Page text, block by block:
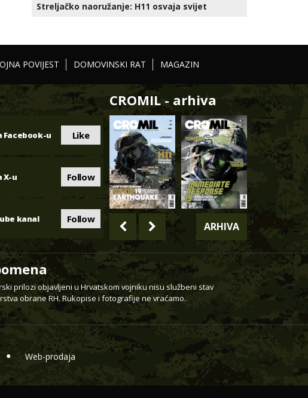
Streljačko naoružanje: H11 osvaja svijet
POVIJEST DOMOVINSKI RAT MAGAZIN
Facebook-u Like
X-u Follow
kanal Follow
CROMIL - arhiva
ARHIVA
prilozi objavljeni u Hrvatskom vojniku nisu službeni stav
obrane RH. Rukopise i fotografije ne vraćamo.
Web-prodaja